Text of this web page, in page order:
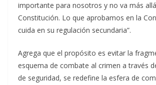
importante para nosotros y no va más
Constitución. Lo que aprobamos en la
cuida en su regulación secundaria”.
Agrega que el propósito es evitar la
esquema de combate al crimen a través
de seguridad, se redefine la esfera de